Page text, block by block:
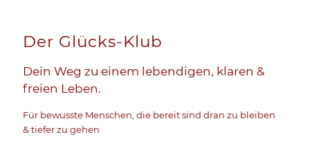
Der Glücks-Klub
Dein Weg zu einem lebendigen, klaren &
freien Leben.
Für bewusste Menschen, die bereit sind dran zu bleiben
& tiefer zu gehen